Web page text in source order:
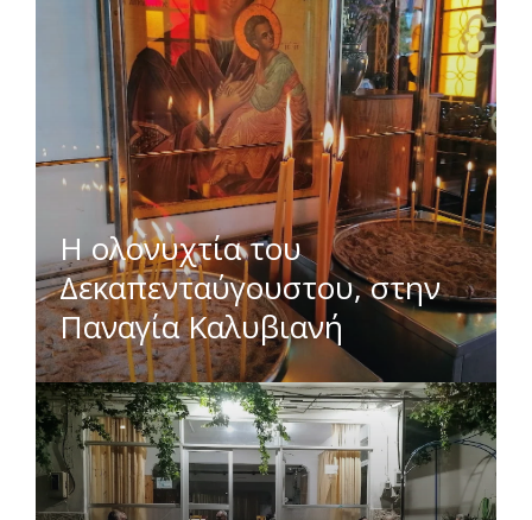
Η ολονυχτία του
Δεκαπενταύγουστου, στην
Παναγία Καλυβιανή